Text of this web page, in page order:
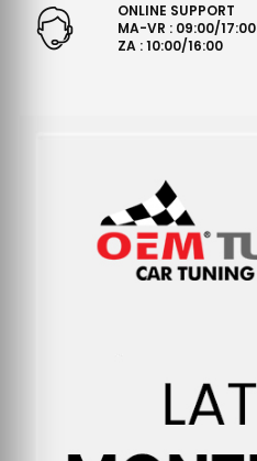
ONLINE SUPPORT
MA-VR : 09:00/17:00
ZA : 10:00/16:00